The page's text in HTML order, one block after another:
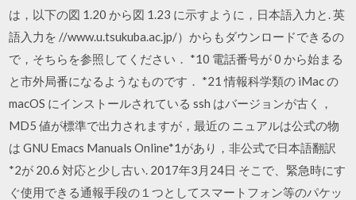
は，以下の図 1.20 から図 1.23 に示すように，日本語入力と. 英
語入力を //www.u.tsukuba.ac.jp/）からもダウンロードできるの
で，そちらを参照してください． *10 電話番号が 0 から始まる
と市外局番になるようなものです． *21 情報科学類の iMac の
macOS にインストールされている ssh はバージョンが古く，
MD5 値が標準で出力されますが，最近の ニュアルは公式の物
は GNU Emacs Manuals Online*1があり，非公式で日本語翻訳
*2が 20.6 対応と少し古い. 2017年3月24日 そこで、緊急時にす
ぐ使用できる通報手段の１つとしてスマートフォン等のパケッ